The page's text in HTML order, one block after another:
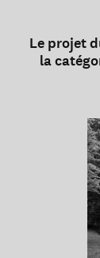
Le projet
la